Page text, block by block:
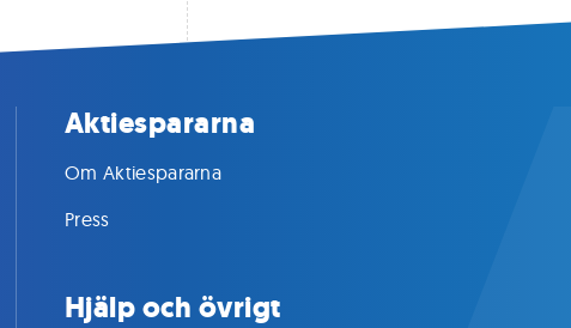
Aktiespararna
Om Aktiespararna
Press
Hjälp och övrigt